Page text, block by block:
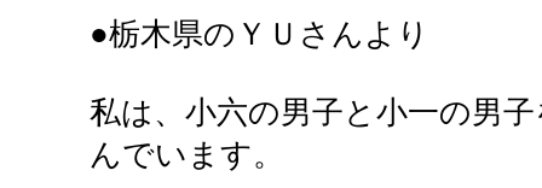
●栃木県のＹＵさんより
私は、小六の男子と小一の男
んでいます。